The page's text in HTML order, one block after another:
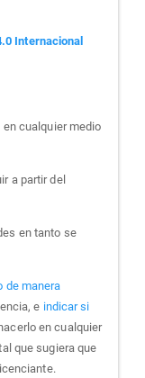
Internacional
cualquier medio
a partir del
en tanto se
de manera
e indicar si
en cualquier
que sugiera que